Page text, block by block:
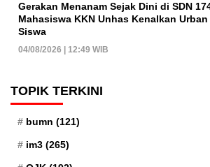
Gerakan Menanam Sejak Dini di SDN
Mahasiswa KKN Unhas Kenalkan
Siswa
04/08/2026 | 12:49 WIB
TOPIK TERKINI
bumn (121)
im3 (265)